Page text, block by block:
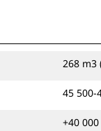
268 m3
45 500-
+40